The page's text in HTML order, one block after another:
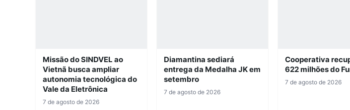
Missão do SINDVEL ao
Vietnã busca ampliar
autonomia tecnológica do
Vale da Eletrônica
7 de agosto de 2026
Diamantina sediará
entrega da Medalha JK em
setembro
7 de agosto de 2026
Cooperativa
622 milhões do
7 de agosto de 2026